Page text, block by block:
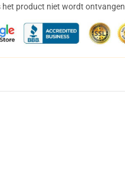
het product niet wordt ontvangen